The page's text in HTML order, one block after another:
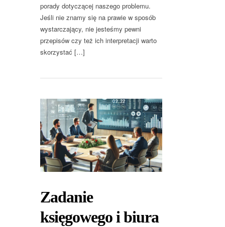
porady dotyczącej naszego problemu.
Jeśli nie znamy się na prawie w sposób
wystarczający, nie jesteśmy pewni
przepisów czy też ich interpretacji warto
skorzystać […]
Zadanie
księgowego i biura